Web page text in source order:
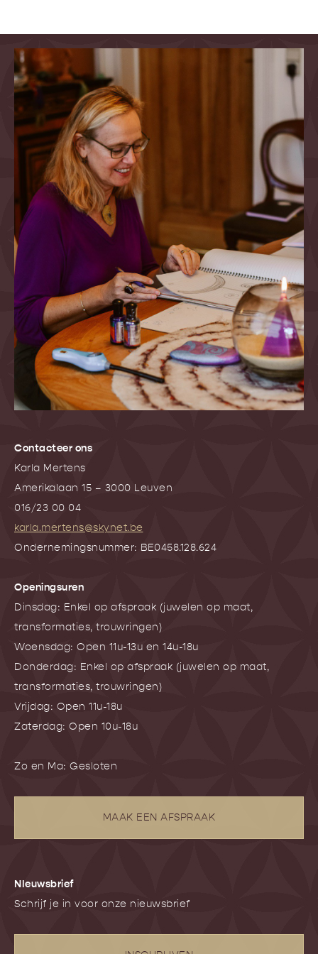
Contacteer ons
Karla Mertens
Amerikalaan 15 – 3000 Leuven
016/23 00 04
karla.mertens@skynet.be
Ondernemingsnummer: BE0458.128.624
Openingsuren
Dinsdag: Enkel op afspraak (juwelen op maat,
transformaties, trouwringen)
Woensdag: Open 11u-13u en 14u-18u
Donderdag: Enkel op afspraak (juwelen op maat,
transformaties, trouwringen)
Vrijdag: Open 11u-18u
Zaterdag: Open 10u-18u
Zo en Ma: Gesloten
MAAK EEN AFSPRAAK
NIeuwsbrief
Schrijf je in voor onze nieuwsbrief